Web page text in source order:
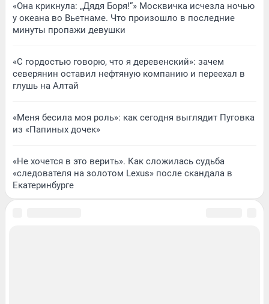
«Она крикнула: „Дядя Боря!“» Москвичка исчезла ночью
у океана во Вьетнаме. Что произошло в последние
минуты пропажи девушки
«С гордостью говорю, что я деревенский»: зачем
северянин оставил нефтяную компанию и переехал в
глушь на Алтай
«Меня бесила моя роль»: как сегодня выглядит Пуговка
из «Папиных дочек»
«Не хочется в это верить». Как сложилась судьба
«следователя на золотом Lexus» после скандала в
Екатеринбурге